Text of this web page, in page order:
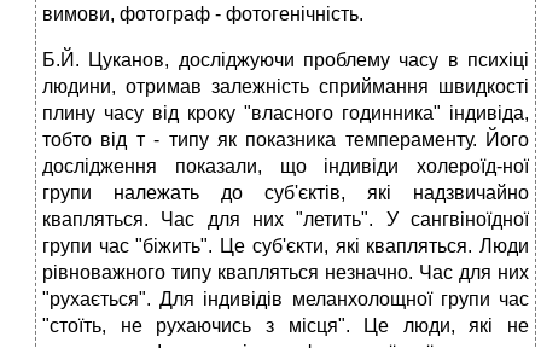
вимови, фотограф - фотогенічність.
Б.Й. Цуканов, досліджуючи проблему часу в психіці
людини, отримав залежність сприймання швидкості
плину часу від кроку "власного годинника" індивіда,
тобто від т - типу як показника темпераменту. Його
дослідження показали, що індивіди холероїд-ної
групи належать до суб'єктів, які надзвичайно
квапляться. Час для них "летить". У сангвіноїдної
групи час "біжить". Це суб'єкти, які квапляться. Люди
рівноважного типу квапляться незначно. Час для них
"рухається". Для індивідів меланхолощної групи час
"стоїть, не рухаючись з місця". Це люди, які не